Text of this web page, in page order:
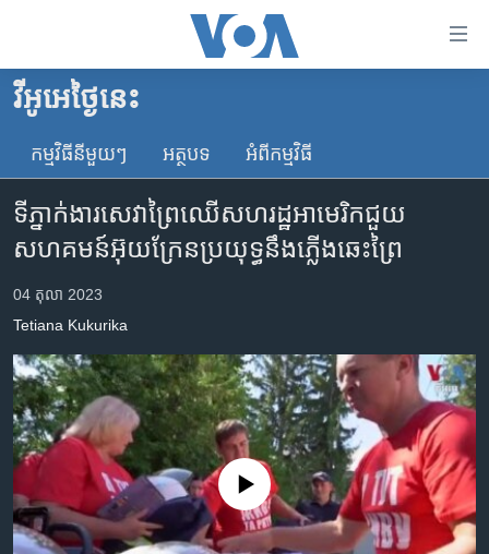
គេហទំព័រ​
ទាក់ទង
និង​
ចូល​
ទំព័រ​
ម្តង
រំលង​
និង​
ចូល​
ទៅ​
ទំព័រ​
រចនា
សម្ព័ន្ធ​
រំលង​
កម្ពុជា
អន្តរជាតិ
ចិន
កម្ពុជាច្នៃប្រតិដ្ឋ
ទូរទស្សន៍ / វីដេអូ​
វិទ្យុ / ផតខាសថ៍
កម្មវិធីទាំងអស់
Khmer English
វីអូអេថ្ងៃនេះ
កម្មវិធី​នីមួយៗ អត្ថបទ​ អំពី​កម្មវិធី​
ទីភ្នាក់ងារ​សេវា​ព្រៃ​ឈើ​សហ​រដ្ឋ​អាមេរិក​ជួយ​
សហគមន៍​អ៊ុយក្រែន​ប្រយុទ្ធ​នឹង​ភ្លើង​ឆេះព្រៃ​
04 តុលា 2023
Tetiana Kukurika
No media source currently available